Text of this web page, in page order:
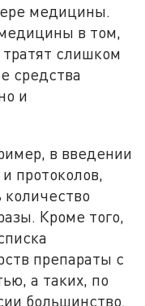
медицины.
в том,
слишком
средства
и
в введении
протоколов,
Кроме того,
препараты с
а таких, по
большинство.